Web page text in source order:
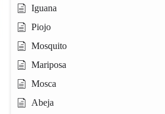
Iguana
Piojo
Mosquito
Mariposa
Mosca
Abeja